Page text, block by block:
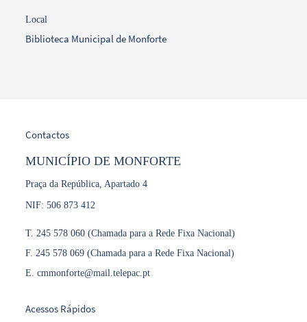
Local
Biblioteca Municipal de Monforte
Contactos
MUNICÍPIO DE MONFORTE
Praça da República, Apartado 4
NIF: 506 873 412
T. 245 578 060 (Chamada para a Rede Fixa Nacional)
F. 245 578 069 (Chamada para a Rede Fixa Nacional)
E.cmmonforte@mail.telepac.pt
Acessos Rápidos